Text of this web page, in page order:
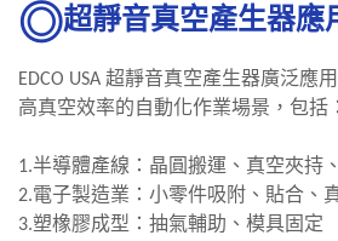
超靜音真空產生器應
EDCO USA 超靜音真空產生器廣泛應
高真空效率的自動化作業場景，包括：
1.半導體產線：晶圓搬運、真空夾持
2.電子製造業：小零件吸附、貼合、
3.塑橡膠成型：抽氣輔助、模具固定